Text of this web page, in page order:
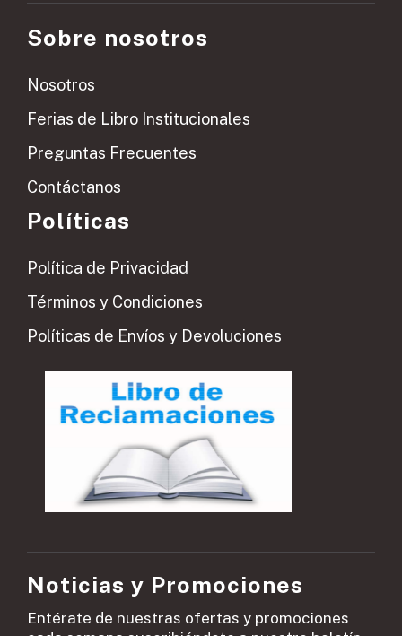
Sobre nosotros
Nosotros
Ferias de Libro Institucionales
Preguntas Frecuentes
Contáctanos
Políticas
Política de Privacidad
Términos y Condiciones
Políticas de Envíos y Devoluciones
Noticias y Promociones
Entérate de nuestras ofertas y promociones